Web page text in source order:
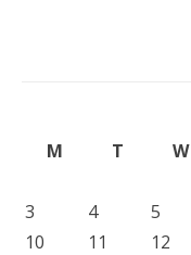
M
T W
3
4 5
10
11 12